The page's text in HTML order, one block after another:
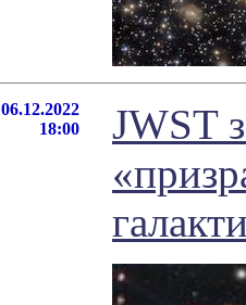
06.12.2022
18:00
JWST